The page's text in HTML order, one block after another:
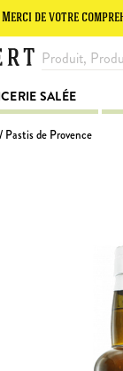
compréhension.
SALÉE
/ Pastis de Provence